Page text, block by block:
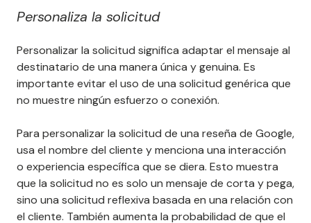
Personaliza la solicitud
Personalizar la solicitud significa adaptar el mensaje al
destinatario de una manera única y genuina. Es
importante evitar el uso de una solicitud genérica que
no muestre ningún esfuerzo o conexión.
Para personalizar la solicitud de una reseña de Google,
usa el nombre del cliente y menciona una interacción
o experiencia específica que se diera. Esto muestra
que la solicitud no es solo un mensaje de corta y pega,
sino una solicitud reflexiva basada en una relación con
el cliente. También aumenta la probabilidad de que el